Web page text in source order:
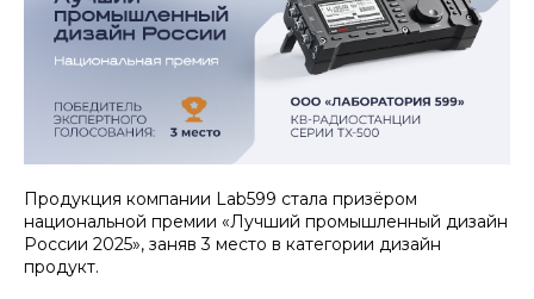
Продукция компании Lab599 стала призёром
национальной премии «Лучший промышленный дизайн
России 2025», заняв 3 место в категории дизайн
продукт.